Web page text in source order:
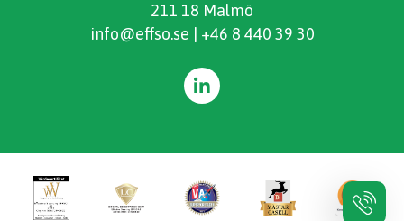
211 18 Malmö
info@effso.se
+46 8 440 39 30